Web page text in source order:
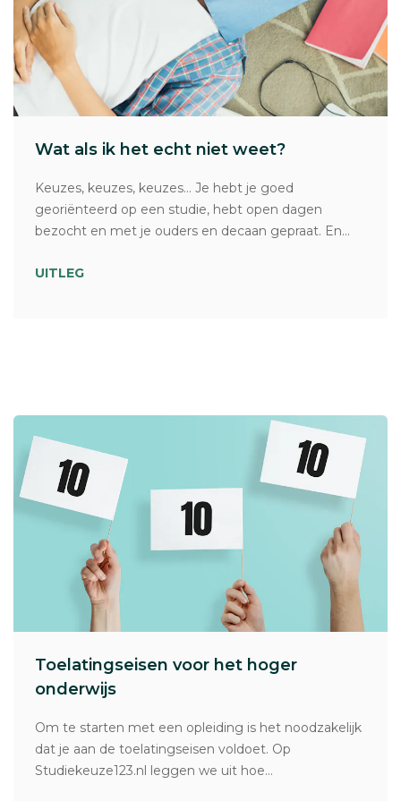
Wat als ik het echt niet weet?
Keuzes, keuzes, keuzes… Je hebt je goed
georiënteerd op een studie, hebt open dagen
bezocht en met je ouders en decaan gepraat. En...
UITLEG
Toelatingseisen voor het hoger
onderwijs
Om te starten met een opleiding is het noodzakelijk
dat je aan de toelatingseisen voldoet. Op
Studiekeuze123.nl leggen we uit hoe...